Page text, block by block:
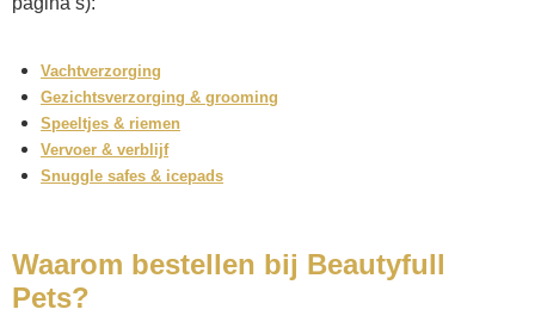
Vachtverzorging
Gezichtsverzorging & grooming
Speeltjes & riemen
Vervoer & verblijf
Snuggle safes & icepads
Waarom bestellen bij Beautyfull
Pets?